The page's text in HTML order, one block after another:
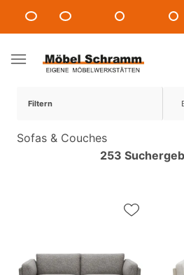
Filtern
Sofas & Couches
253